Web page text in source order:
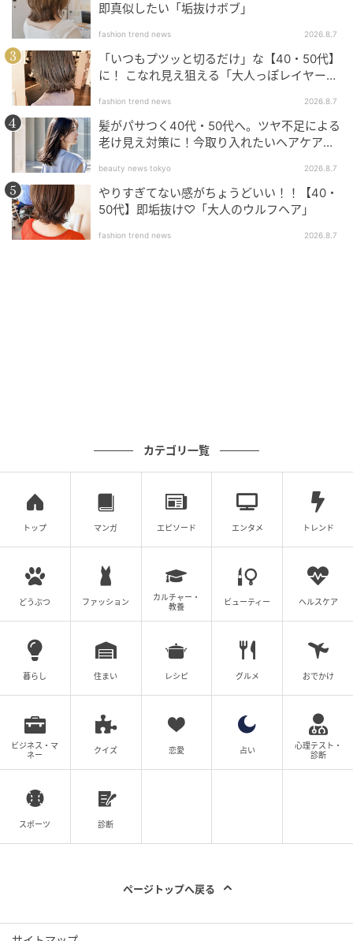
即真似したい「垢抜けボブ」
fashion trend news 2026.8.7
「いつもプツッと切るだけ」な【40・50代】
に！ こなれ見え狙える「大人っぽレイヤーヘ
fashion trend news 2026.8.7
髪がパサつく40代・50代へ。ツヤ不足による
老け見え対策に！今取り入れたいヘアケア名
beauty news tokyo 2026.8.7
やりすぎてない感がちょうどいい！！【40・
50代】即垢抜け♡「大人のウルフヘア」
fashion trend news 2026.8.7
カテゴリ一覧
トップ マンガ エピソード エンタメ トレンド
どうぶつ ファッション
カルチャー・
教養
ビューティー ヘルスケア
暮らし 住まい レシピ グルメ おでかけ
ビジネス・マ
ネー
クイズ 恋愛 占い
心理テスト・
診断
スポーツ 診断
ページトップへ戻る